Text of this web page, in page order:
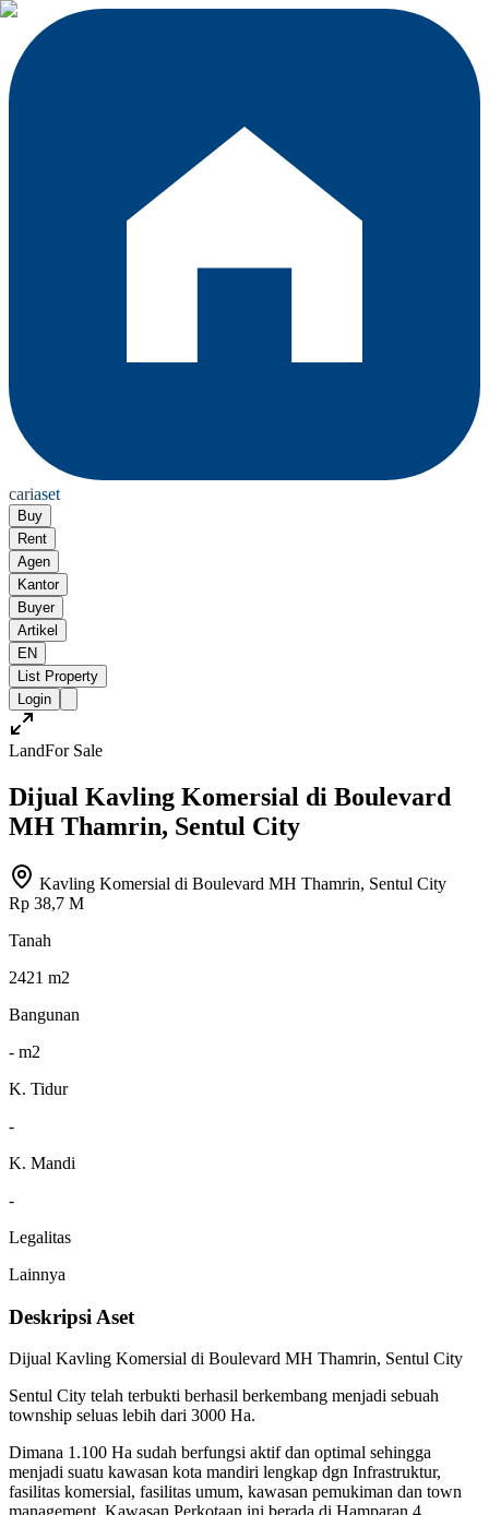
cariaset
Buy
Rent
Agen
Kantor
Buyer
Artikel
EN
List Property
Login
LandFor Sale
Dijual Kavling Komersial di Boulevard
MH Thamrin, Sentul City
Kavling Komersial di Boulevard MH Thamrin, Sentul City
Rp 38,7 M
Tanah
2421 m2
Bangunan
- m2
K. Tidur
-
K. Mandi
-
Legalitas
Lainnya
Deskripsi Aset
Dijual Kavling Komersial di Boulevard MH Thamrin, Sentul City
Sentul City telah terbukti berhasil berkembang menjadi sebuah
township seluas lebih dari 3000 Ha.
Dimana 1.100 Ha sudah berfungsi aktif dan optimal sehingga
menjadi suatu kawasan kota mandiri lengkap dgn Infrastruktur,
fasilitas komersial, fasilitas umum, kawasan pemukiman dan town